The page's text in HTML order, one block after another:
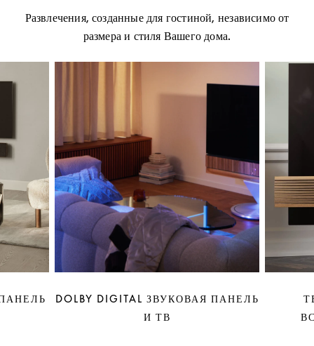
Развлечения, созданные для гостиной, независимо от
размера и стиля Вашего дома.
DOLBY DIGITAL ЗВУКОВАЯ ПАНЕЛЬ
И ТВ